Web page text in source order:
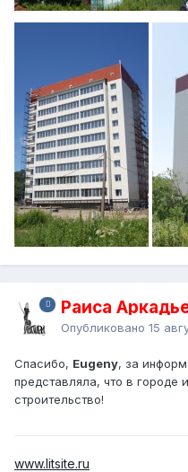
Раиса
Опубликовано 15
Спасибо, Eugeny, за
представляла, что в городе
строительство!
www.litsite.ru